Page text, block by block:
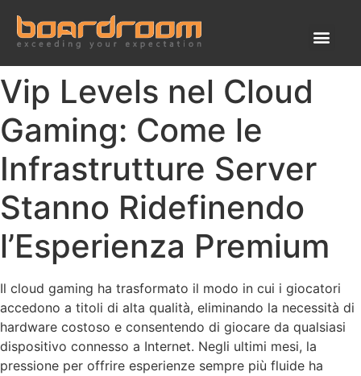
Vip Levels nel Cloud
Gaming: Come le
Infrastrutture Server
Stanno Ridefinendo
l’Esperienza Premium
Il cloud gaming ha trasformato il modo in cui i giocatori
accedono a titoli di alta qualità, eliminando la necessità di
hardware costoso e consentendo di giocare da qualsiasi
dispositivo connesso a Internet. Negli ultimi mesi, la
pressione per offrire esperienze sempre più fluide ha